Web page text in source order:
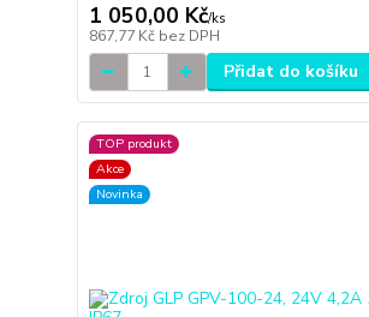
1 050,00 Kč/ks
867,77 Kč bez DPH
Přidat do košíku
TOP produkt
Akce
Novinka